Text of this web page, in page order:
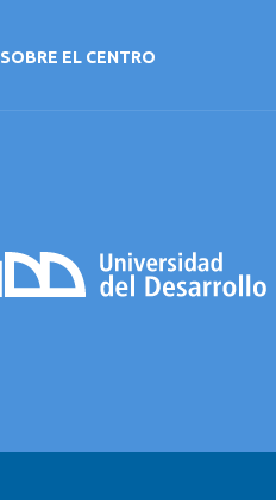
SOBRE EL CENTRO